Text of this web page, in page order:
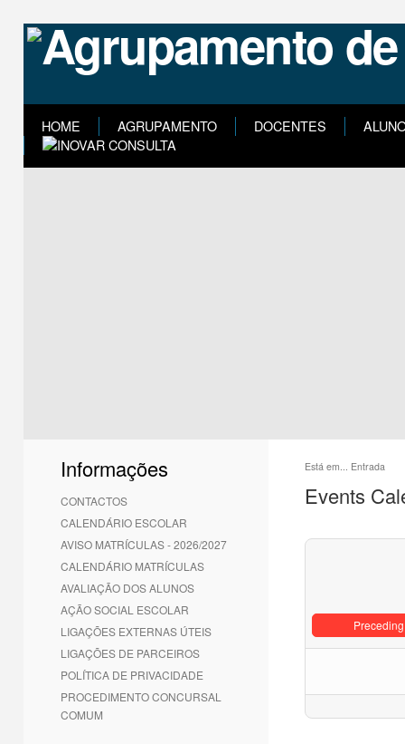
HOME AGRUPAMENTO DOCENTES
Informações
CONTACTOS
CALENDÁRIO ESCOLAR
AVISO MATRÍCULAS - 2026/2027
CALENDÁRIO MATRÍCULAS
AVALIAÇÃO DOS ALUNOS
AÇÃO SOCIAL ESCOLAR
LIGAÇÕES EXTERNAS ÚTEIS
LIGAÇÕES DE PARCEIROS
POLÍTICA DE PRIVACIDADE
PROCEDIMENTO CONCURSAL
COMUM
Está em... Entrada
Events